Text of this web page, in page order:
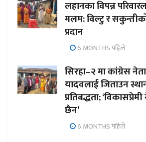
लहानका विपन्न
मलम: विल्टु र
प्रदान
6 MONTHS पहिले
सिरहा–२ मा कांग्रेस
यादवलाई जिताउन
प्रतिबद्धता;
छैन’
6 MONTHS पहिले